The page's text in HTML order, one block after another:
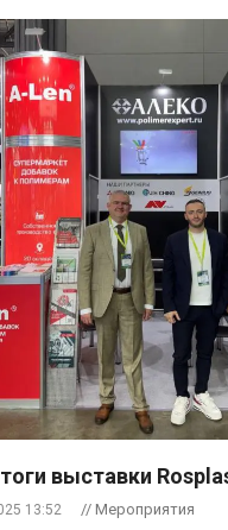
выставки
13:52 // Мероприятия